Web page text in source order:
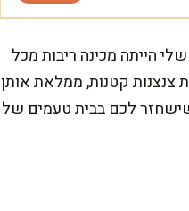
הייתה מכינה ריבות מכל
צנצנות קטנות, ממלאת אותן
לכם בבית טעמים של